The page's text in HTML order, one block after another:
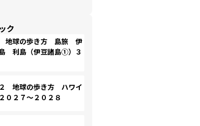
ク
地球の歩き方 島旅 伊
利島（伊豆諸島①）３
地球の歩き方 ハワイ
２７～２０２８